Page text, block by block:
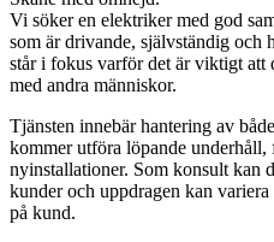
Vi söker en elektriker med god
som är drivande, självständig och
står i fokus varför det är viktigt
med andra människor.
Tjänsten innebär hantering av
kommer utföra löpande
nyinstallationer. Som konsult kan
kunder och uppdragen kan
på kund.